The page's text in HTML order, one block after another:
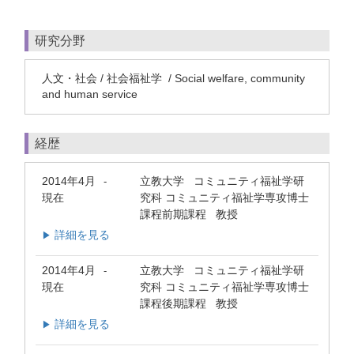
研究分野
人文・社会 / 社会福祉学 / Social welfare, community
and human service
経歴
2014年4月 -
現在
立教大学 コミュニティ福祉学研
究科 コミュニティ福祉学専攻博士
課程前期課程 教授
▶ 詳細を見る
2014年4月 -
現在
立教大学 コミュニティ福祉学研
究科 コミュニティ福祉学専攻博士
課程後期課程 教授
▶ 詳細を見る